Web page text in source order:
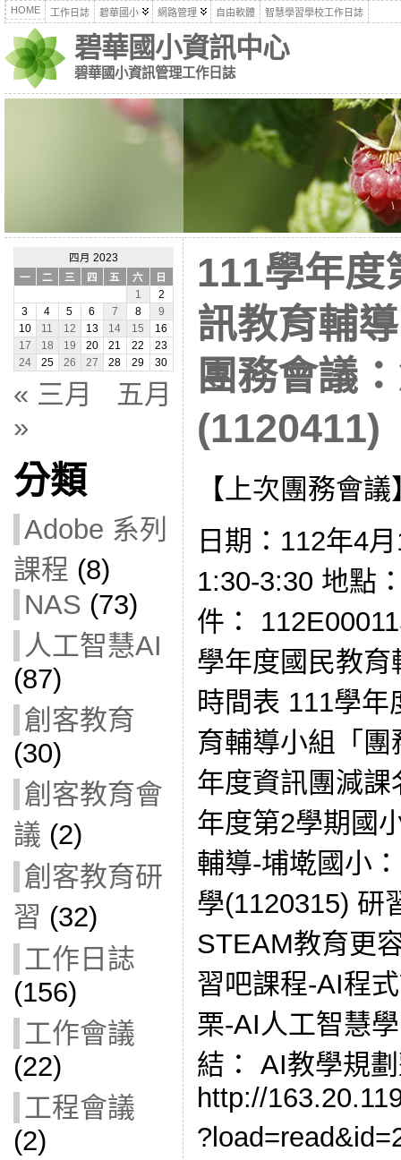
HOME 工作日誌 碧華國小 網路管理 自由軟體 智慧學習學校工作日誌
碧華國小資訊中心
碧華國小資訊管理工作日誌
四月 2023
一
二 三 四 五 六
日
1
2
3
4 5 6 7 8
9
10
11 12 13 14 15
16
17
18 19 20 21 22
23
24
25 26 27 28 29 30
« 三月
五月
»
分類
Adobe 系列
課程 (8)
NAS (73)
人工智慧AI
(87)
創客教育
(30)
創客教育會
議 (2)
創客教育研
習 (32)
工作日誌
(156)
工作會議
(22)
工程會議
(2)
111學年度
訊教育輔
團務會議
(1120411)
【上次團務會議
日期：112年4
1:30-3:30 地點
件：
學年度國民教
時間表 111學
育輔導小組「
年度資訊團減
年度第2學期國
輔導-埔墘國小
學(1120315) 研
STEAM教育更
習吧課程-AI程
栗-AI人工智慧
結： AI教學規
http://